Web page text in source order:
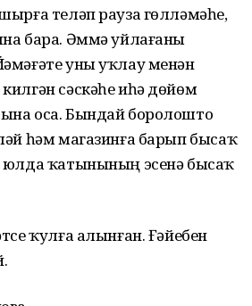
теләп рауза гөлләмәһе,
бара. Әммә уйлағаны
уны уҡлау менән
сәскәһе иһә дөйөм
оса. Бындай боролошто
һәм магазинға барып бысаҡ
ҡатынының эсенә бысаҡ
ҡулға алынған. Ғәйебен